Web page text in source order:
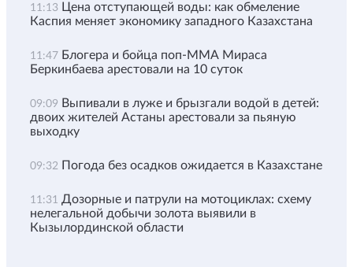
11:13 Цена отступающей воды: как обмеление
Каспия меняет экономику западного Казахстана
11:47 Блогера и бойца поп-ММА Мираса
Беркинбаева арестовали на 10 суток
09:09 Выпивали в луже и брызгали водой в детей:
двоих жителей Астаны арестовали за пьяную
выходку
09:32 Погода без осадков ожидается в Казахстане
11:31 Дозорные и патрули на мотоциклах: схему
нелегальной добычи золота выявили в
Кызылординской области